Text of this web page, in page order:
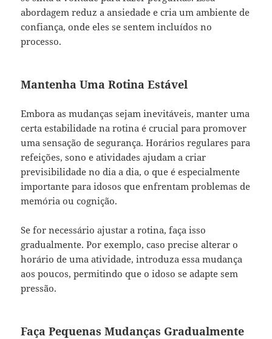
abordagem reduz a ansiedade e cria um ambiente de
confiança, onde eles se sentem incluídos no
processo.
Mantenha Uma Rotina Estável
Embora as mudanças sejam inevitáveis, manter uma
certa estabilidade na rotina é crucial para promover
uma sensação de segurança. Horários regulares para
refeições, sono e atividades ajudam a criar
previsibilidade no dia a dia, o que é especialmente
importante para idosos que enfrentam problemas de
memória ou cognição.
Se for necessário ajustar a rotina, faça isso
gradualmente. Por exemplo, caso precise alterar o
horário de uma atividade, introduza essa mudança
aos poucos, permitindo que o idoso se adapte sem
pressão.
Faça Pequenas Mudanças Gradualmente